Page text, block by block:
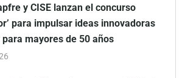
y CISE lanzan el concurso
para impulsar ideas innovadoras
mayores de 50 años